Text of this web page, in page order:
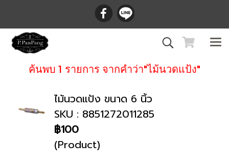
ค้นพบ 1 รายการ จากคำว่า"ไม้นวดแป้ง"
ไม้นวดแป้ง ขนาด 6 นิ้ว
SKU : 8851272011285
฿100
(Product)